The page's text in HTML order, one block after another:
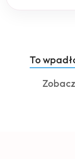
PomińProdukty
o
statusie:
To